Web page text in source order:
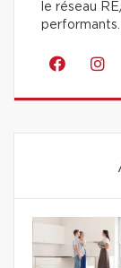
le réseau
performants.